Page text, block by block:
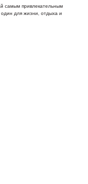
самым привлекательным
для жизни, отдыха и